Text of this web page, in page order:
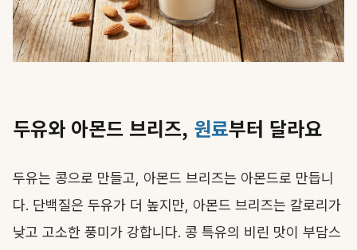
두유와 아몬드 브리즈, 원료부터 달라요
두유는 콩으로 만들고, 아몬드 브리즈는 아몬드로 만듭니
다. 단백질은 두유가 더 높지만, 아몬드 브리즈는 칼로리가
낮고 고소한 풍미가 강합니다. 콩 특유의 비린 맛이 부담스